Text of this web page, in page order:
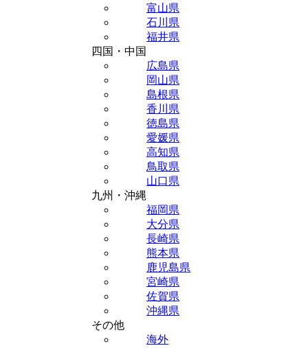
富山県
石川県
福井県
四国・中国
広島県
岡山県
島根県
香川県
徳島県
愛媛県
高知県
鳥取県
山口県
九州・沖縄
福岡県
大分県
長崎県
熊本県
鹿児島県
宮崎県
佐賀県
沖縄県
その他
海外